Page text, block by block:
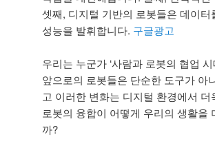
셋째, 디지털 기반의 로봇들은 데이
성능을 발휘합니다. 구글광고
우리는 누군가 ‘사람과 로봇의 협업
앞으로의 로봇들은 단순한 도구가 아
고 이러한 변화는 디지털 환경에서
로봇의 융합이 어떻게 우리의 생활을
까?